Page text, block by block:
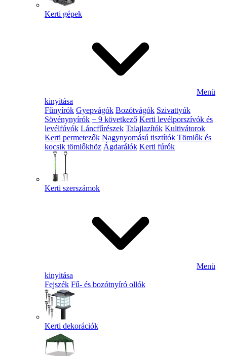
Kerti gépek
Menü
kinyitása
Fűnyírók Gyepvágók Bozótvágók Szivattyúk
Sövénynyírók + 9 következő Kerti levélporszívók és
levélfúvók Láncfűrészek Talajlazítók Kultivátorok
Kerti permetezők Nagynyomású tisztítók Tömlők és
kocsik tömlőkhöz Ágdarálók Kerti fúrók
Kerti szerszámok
Menü
kinyitása
Fejszék Fű- és bozótnyíró ollók
Kerti dekorációk